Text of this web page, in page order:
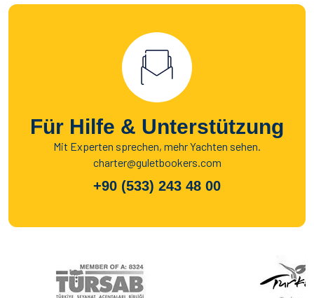
Für Hilfe & Unterstützung
Mit Experten sprechen, mehr Yachten sehen.
charter@guletbookers.com
+90 (533) 243 48 00